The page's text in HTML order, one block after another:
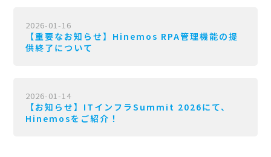
2026-01-16
【重要なお知らせ】Hinemos RPA管理機能の提
供終了について
2026-01-14
【お知らせ】ITインフラSummit 2026にて、
Hinemosをご紹介！